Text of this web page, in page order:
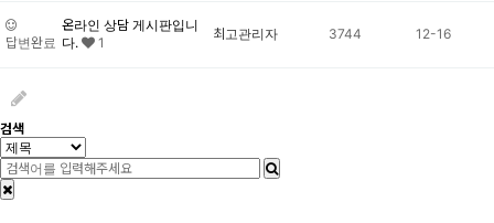
답변완료
온라인 상담 게시판입니
다.
1
최고관리자 3744 12-16
검색